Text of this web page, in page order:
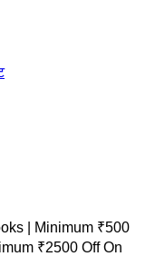
|
Minimum ₹500
₹2500 Off On